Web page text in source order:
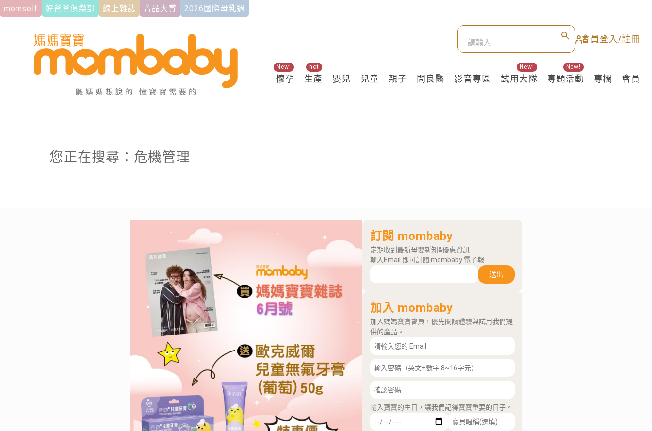
momself 好爸爸俱樂部 線上雜誌 菁品大賞 2026國際母乳週
會員登入/註冊
懷孕
New!
生產
hot
嬰兒 兒童 親子 問良醫 影音專區 試用大隊
New!
專題活動
New!
專欄 會員
關鍵熱搜
您正在搜尋：危機管理
訂閱 mombaby
定期收到最新母嬰新知&優惠資訊
輸入Email 即可訂閱 mombaby 電子報
送出
加入 mombaby
加入媽媽寶寶會員，優先閱讀體驗與試用我們提
供的產品。
輸入寶寶的生日，讓我們記得寶寶重要的日子。